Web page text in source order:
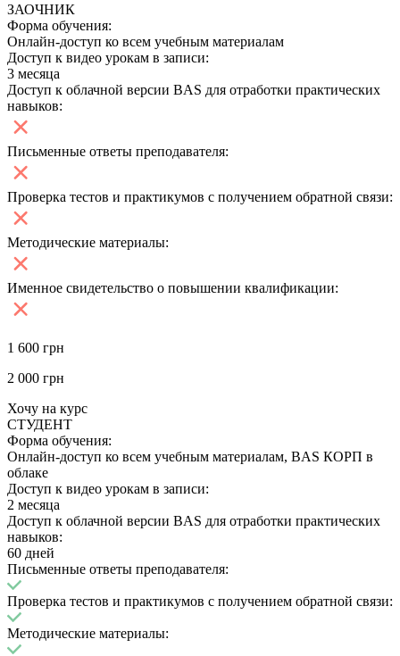
ЗАОЧНИК
Форма обучения:
Онлайн-доступ ко всем учебным материалам
Доступ к видео урокам в записи:
3 месяца
Доступ к облачной версии BAS для отработки практических
навыков:
Письменные ответы преподавателя:
Проверка тестов и практикумов с получением обратной связи:
Методические материалы:
Именное свидетельство о повышении квалификации:
1 600 грн
2 000 грн
Хочу на курс
СТУДЕНТ
Форма обучения:
Онлайн-доступ ко всем учебным материалам, BAS КОРП в
облаке
Доступ к видео урокам в записи:
2 месяца
Доступ к облачной версии BAS для отработки практических
навыков:
60 дней
Письменные ответы преподавателя:
Проверка тестов и практикумов с получением обратной связи:
Методические материалы: